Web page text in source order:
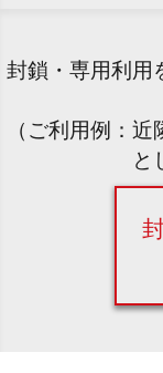
封鎖・専用利用
（ご利用例：
と